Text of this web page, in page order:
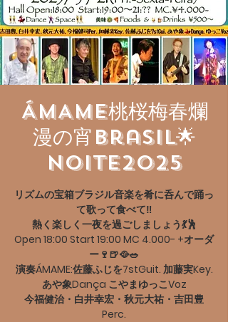
ÁMAME桃桜梅春爛
漫の宵Brasil🌟
Noite2025
リズムの宝箱ブラジル音楽を肴に呑んで踊っ
て歌って食べて‼️
熱く楽しく一夜を過ごしましょう💃🕺
Open 18:00 Start 19:00 MC 4.000- +オーダ
ー🍷🍺🥘🥗
演奏ÁMAME:佐藤ふじを7stGuit. 加藤実Key.
あや象Dança こやまゆっこVoz
今福健治・白井幸宏・秋元大祐・吉田豊
Perc.